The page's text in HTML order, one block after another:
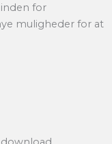
for
muligheder for at